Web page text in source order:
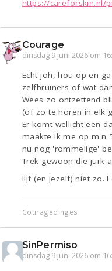
https://careforskin.nl/
Courage
dinsdag 9 juni 2026 om
Echt joh, hou op en
zelfbruiners of wat
Wees zo ontzettend
(of zo te horen in elk
Er komt wellicht een
maakte ik me op m'n
nu nog 'rommelige'
Trek gewoon die jurk
lijf (en jezelf) niet zo.
Couragedinges
SinPermiso
dinsdag 9 juni 2026 om